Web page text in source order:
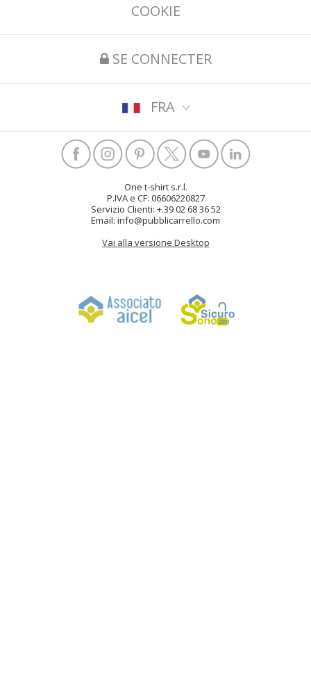
COOKIE
SE CONNECTER
FRA
One t-shirt s.r.l.
P.IVA e CF: 06606220827
Servizio Clienti: +.39 02 68 36 52
Email: info@pubblicarrello.com
Vai alla versione Desktop